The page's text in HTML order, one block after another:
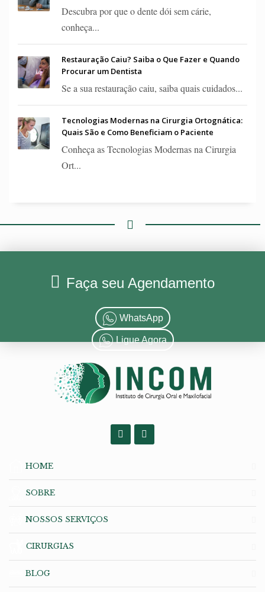
Descubra por que o dente dói sem cárie,
conheça...
Restauração Caiu? Saiba o Que Fazer e Quando
Procurar um Dentista
Se a sua restauração caiu, saiba quais cuidados...
Tecnologias Modernas na Cirurgia Ortognática:
Quais São e Como Beneficiam o Paciente
Conheça as Tecnologias Modernas na Cirurgia
Ort...
Faça seu Agendamento
WhatsApp
Ligue Agora
HOME
SOBRE
NOSSOS SERVIÇOS
CIRURGIAS
BLOG